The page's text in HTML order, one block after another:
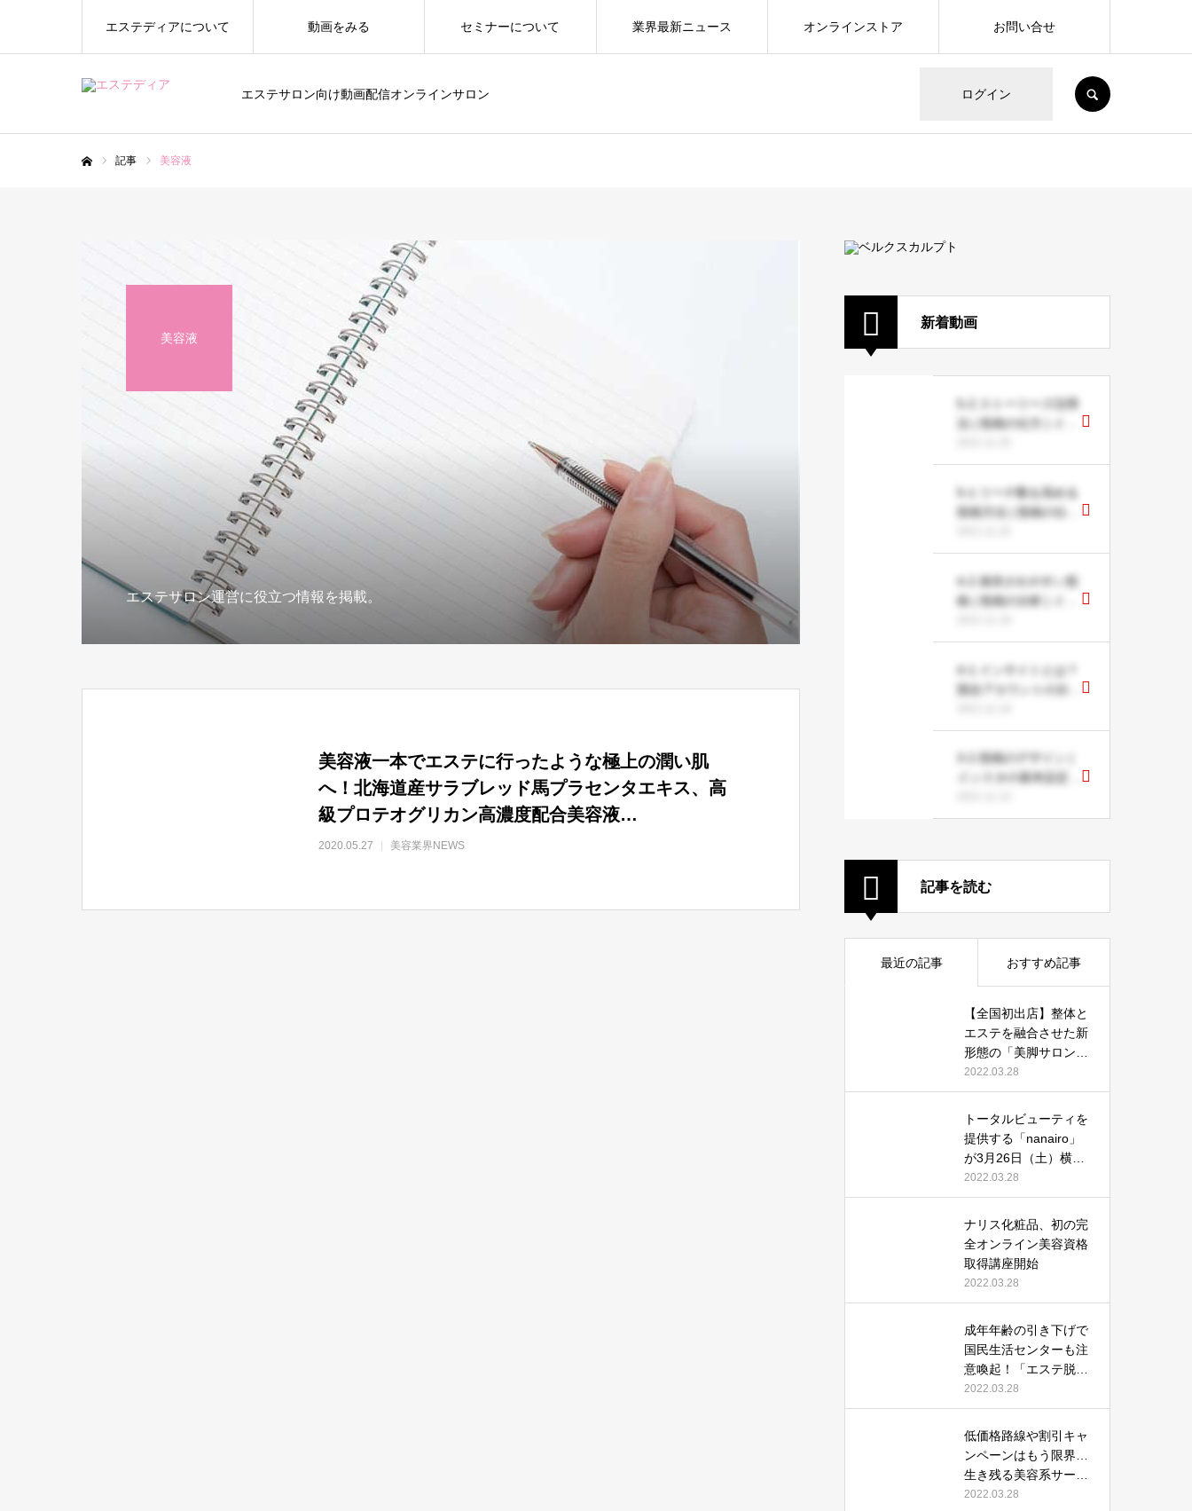
エステサロン向け動画配信オンラインサロン ログイン
エステディアについて 動画をみる セミナーについて 業界最新ニュース オンラインストア お問い合せ
記事 美容液
美容液
エステサロン運営に役立つ情報を掲載。
美容液一本でエステに行ったような極上の潤い肌
へ！北海道産サラブレッド馬プラセンタエキス、高
級プロテオグリカン高濃度配合美容液
「【KAIIAGE】 SP Repair Essence」を発売
2020.05.27 美容業界NEWS
新着動画
5-2.ストーリーズ活用
法 | 投稿の仕方 | イン
5-1.リーチ数を高める
投稿方法 | 投稿の仕方
法
4-2.保存されやすい投
稿 | 投稿の分析 | イン
4-1.インサイトとは？
競合アカウントの分析
タグラム攻略法
3-2.投稿のデザイン |
インスタの基本設定 |
記事を読む
最近の記事 おすすめ記事
【全国初出店】整体と
エステを融合させた新
形態の「美脚サロン」
がそごう横浜に新登
場！足のトラブルから
美脚エステまで
2022.03.28
トータルビューティを
提供する「nanairo」
が3月26日（土）横浜
駅西口にニューオープ
ン。
2022.03.28
ナリス化粧品、初の完
全オンライン美容資格
取得講座開始
2022.03.28
成年年齢の引き下げで
国民生活センターも注
意喚起！「エステ脱
毛」の契約トラブル事
例
2022.03.28
低価格路線や割引キャ
ンペーンはもう限界…
生き残る美容系サービ
ス業の条件とは
2022.03.28